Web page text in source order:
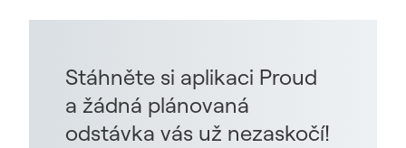
Stáhněte si aplikaci Proud
a žádná plánovaná
odstávka vás už nezaskočí!